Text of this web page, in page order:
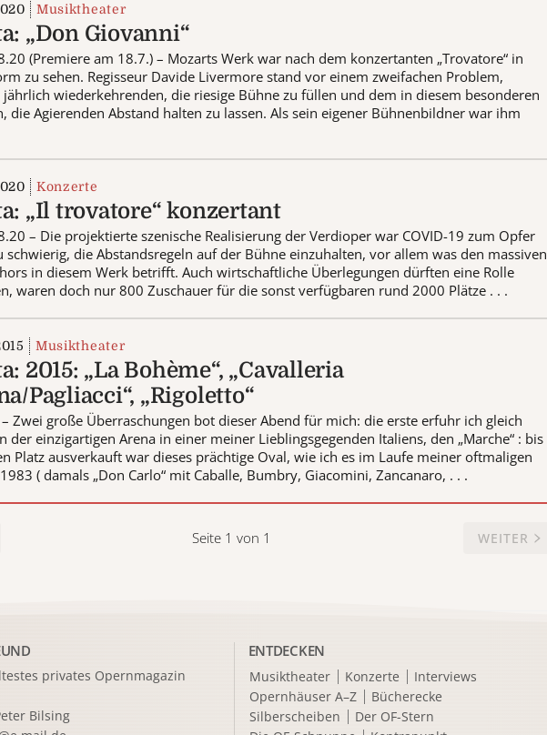
Musiktheater
„Don Giovanni“
(Premiere am 18.7.) – Mozarts Werk war nach dem konzertanten „Trovatore“ in
zu sehen. Regisseur Davide Livermore stand vor einem zweifachen Problem,
wiederkehrenden, die riesige Bühne zu füllen und dem in diesem besonderen
die Agierenden Abstand halten zu lassen. Als sein eigener Bühnenbildner war ihm
Konzerte
„Il trovatore“ konzertant
– Die projektierte szenische Realisierung der Verdioper war COVID-19 zum Opfer
schwierig, die Abstandsregeln auf der Bühne einzuhalten, vor allem was den massiven
in diesem Werk betrifft. Auch wirtschaftliche Überlegungen dürften eine Rolle
waren doch nur 800 Zuschauer für die sonst verfügbaren rund 2000 Plätze . . .
Musiktheater
2015: „La Bohème“, „Cavalleria
Pagliacci“, „Rigoletto“
Zwei große Überraschungen bot dieser Abend für mich: die erste erfuhr ich gleich
der einzigartigen Arena in einer meiner Lieblingsgegenden Italiens, den „Marche“ : bis
Platz ausverkauft war dieses prächtige Oval, wie ich es im Laufe meiner oftmaligen
( damals „Don Carlo“ mit Caballe, Bumbry, Giacomini, Zancanaro, . . .
Seite 1 von 1 WEITER
privates Opernmagazin
Bilsing
ENTDECKEN
Musiktheater Konzerte
Interviews
Opernhäuser A–Z
Bücherecke
Silberscheiben
Der OF-Stern